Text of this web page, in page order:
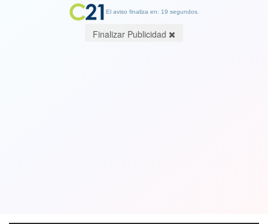
El aviso finaliza en: 19 segundos.
Finalizar Publicidad